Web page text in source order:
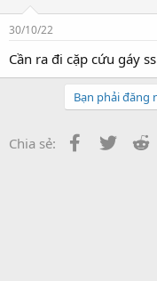
s
t
a
30/10/22
Cần ra đi cặp cứu gáy
Bạn phải đăng
Chia sẻ: Facebook
Twitter